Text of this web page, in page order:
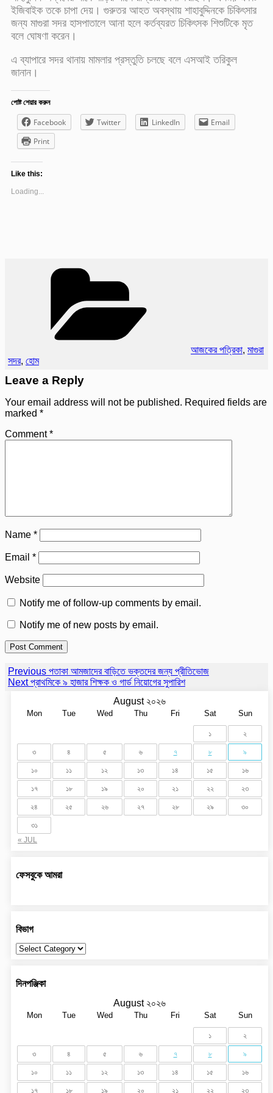
ইজিবাইক তকে চাপা দেয়। গুরুতর আহত অবস্থায় শাহাবুদ্দিনকে চিকিৎসার
জন্য মাগুরা সদর হাসপাতালে আনা হলে কর্তব্যরত চিকিৎসক শিশুটিকে মৃত
বলে ঘোষণা করেন।
এ ব্যাপারে সদর থানায় মামলার প্রস্তুতি চলছে বলে এসআই তরিকুল
জানান।
পোষ্ট শেয়ার করুন
Facebook Twitter LinkedIn
Email
Print
Like this:
Loading...
আজকের পত্রিকা, মাগুরা
সদর, হোম
Leave a Reply
Your email address will not be published. Required fields are
marked *
Comment*
Name *
Email *
Website
Notify me of follow-up comments by email.
Notify me of new posts by email.
Post
navigation
Previous
Post
Previous পতাকা আমজাদের বাড়িতে ভক্তদের জন্য প্রীতিভোজ
Next
Next প্রাথমিকে ৯ হাজার শিক্ষক ও গার্ড নিয়োগের সুপারিশ
August ২০২৬
Mon Tue Wed Thu Fri Sat Sun
« JUL
১ ২
৩ ৪ ৫ ৬ ৭ ৮ ৯
১০ ১১ ১২ ১৩ ১৪ ১৫ ১৬
১৭ ১৮ ১৯ ২০ ২১ ২২ ২৩
২৪ ২৫ ২৬ ২৭ ২৮ ২৯ ৩০
৩১
ফেসবুকে আমরা
বিভাগ
বিভাগ
দিনপঞ্জিকা
August ২০২৬
Mon Tue Wed Thu Fri Sat Sun
১ ২
৩ ৪ ৫ ৬ ৭ ৮ ৯
১০ ১১ ১২ ১৩ ১৪ ১৫ ১৬
১৭ ১৮ ১৯ ২০ ২১ ২২ ২৩